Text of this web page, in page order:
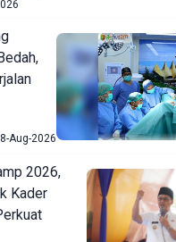
Aug-2026
2026,
Kader